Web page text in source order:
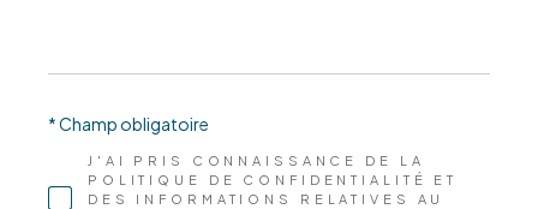
J'AI PRIS CONNAISSANCE DE LA
POLITIQUE DE CONFIDENTIALITÉ ET
DES INFORMATIONS RELATIVES AU
* Champ obligatoire